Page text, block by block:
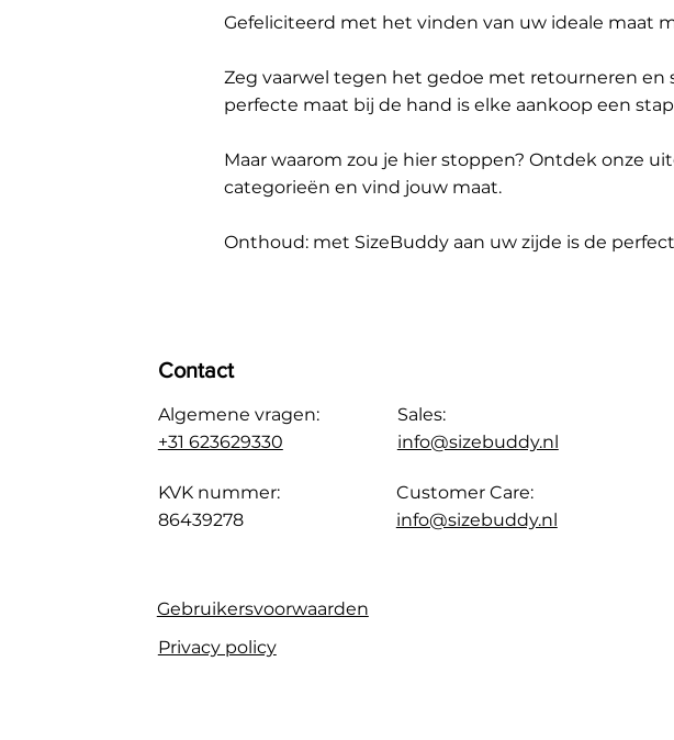
Gefeliciteerd met het vinden van uw ideale maat
Zeg vaarwel tegen het gedoe met retourneren
perfecte maat bij de hand is elke aankoop een
Maar waarom zou je hier stoppen? Ontdek onze
categorieën en vind jouw maat.
Onthoud: met SizeBuddy aan uw zijde is de
Contact
Algemene vragen:
+31 623629330
KVK nummer:
86439278
Sales:
info@sizebuddy.nl
Customer Care:
info@sizebuddy.nl
Gebruikersvoorwaarden
Privacy policy